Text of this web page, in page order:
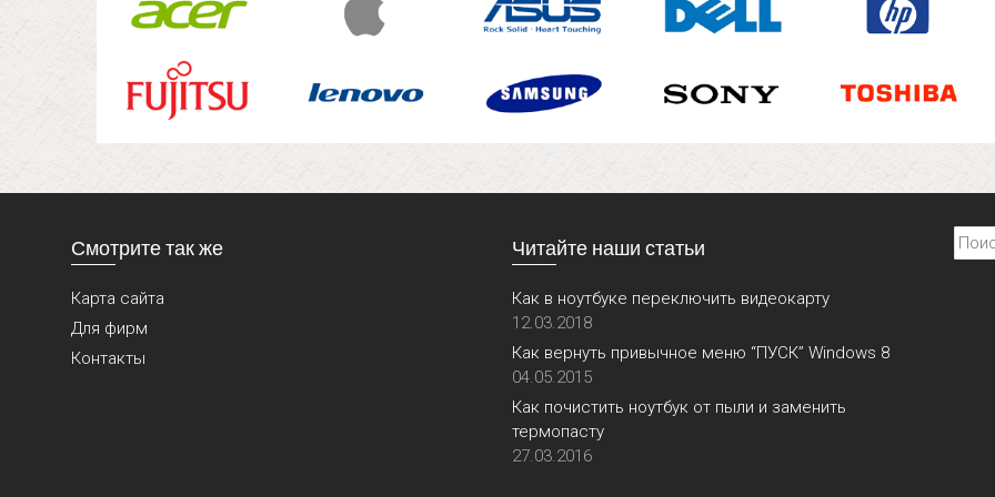
Смотрите так же
Карта сайта
Для фирм
Контакты
Читайте наши статьи
Как в ноутбуке переключить видеокарту
12.03.2018
Как вернуть привычное меню “ПУСК” Windows 8
04.05.2015
Как почистить ноутбук от пыли и заменить
термопасту
27.03.2016